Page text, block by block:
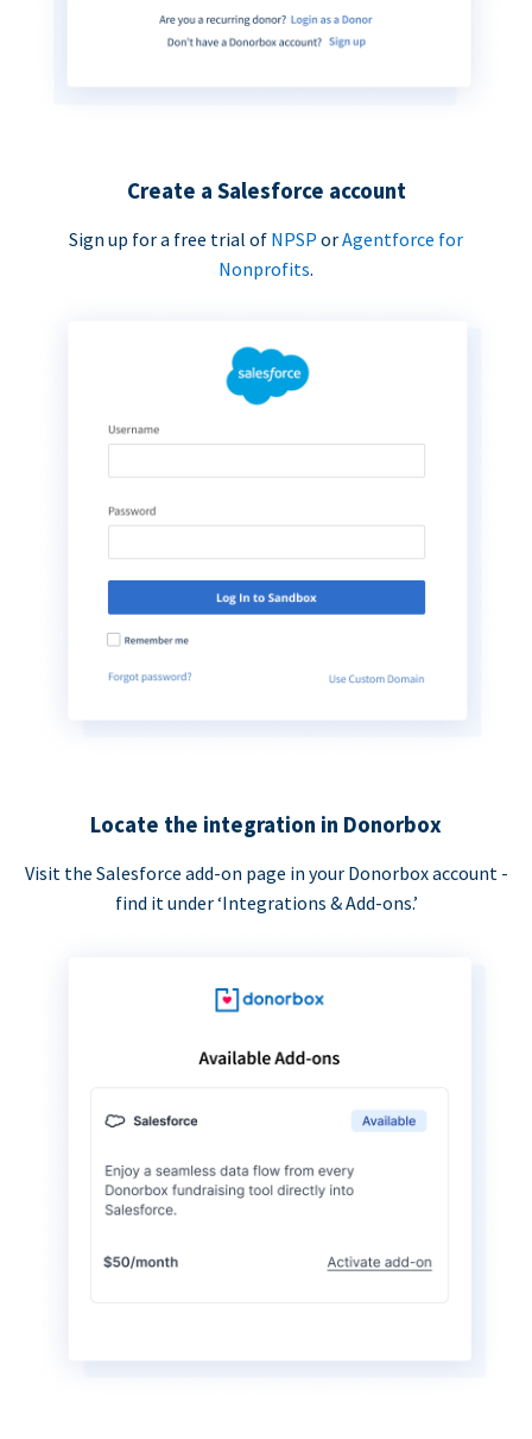
Create a Salesforce account
Sign up for a free trial of NPSP orAgentforce for
Nonprofits.
Locate the integration in Donorbox
Visit the Salesforce add-on page in your Donorbox account -
find it under ‘Integrations & Add-ons.’